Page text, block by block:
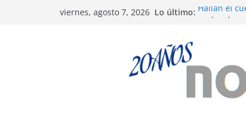
viernes, agosto 7, 2026 Lo último: Hallan el
Maracaibo
Liga
Diana